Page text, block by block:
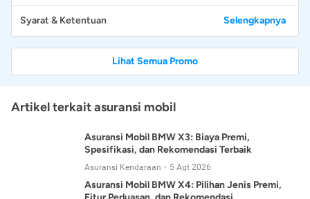
Syarat & Ketentuan Selengkapnya
Lihat Semua Promo
Artikel terkait asuransi mobil
Asuransi Mobil BMW X3: Biaya Premi,
Spesifikasi, dan Rekomendasi Terbaik
Asuransi Kendaraan 5 Agt 2026
Asuransi Mobil BMW X4: Pilihan Jenis Premi,